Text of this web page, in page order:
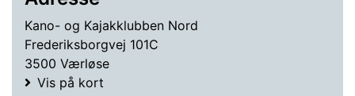
Kano- og Kajakklubben Nord
Frederiksborgvej 101C
3500 Værløse
Vis på kort